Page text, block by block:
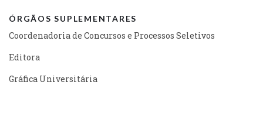
ÓRGÃOS SUPLEMENTARES
Coordenadoria de Concursos e Processos Seletivos
Editora
Gráfica Universitária